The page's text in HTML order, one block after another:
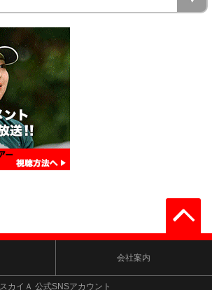
会社案内
スカイＡ 公式SNSアカウント